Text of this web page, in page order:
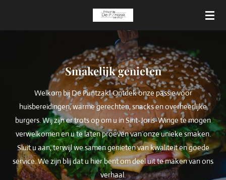
Smakelijk genieten
Welkom bij De Puntzak! Ontdek onze passie voor
huisbereidingen, warme gerechten, snacks en overheerlijke
burgers. Wij zijn er trots op om u in Sint-Joris-Winge te mogen
verwelkomen en u te laten proeven van onze unieke smaken.
Sluit u aan, terwijl we samen genieten van kwaliteit en goede
service. We zijn blij dat u hier bent om deel uit te maken van ons
verhaal.